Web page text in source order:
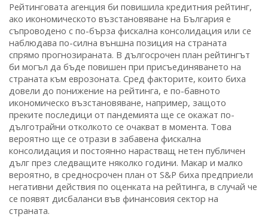
Рейтинговата агенция би повишила кредитния рейтинг,
ако икономическото възстановяване на България е
съпроводено с по-бърза фискална консолидация или се
наблюдава по-силна външна позиция на страната
спрямо прогнозираната. В дългосрочен план рейтингът
би могъл да бъде повишен при присъединяването на
страната към еврозоната. Сред факторите, които биха
довели до понижение на рейтинга, е по-бавното
икономическо възстановяване, например, защото
преките последици от пандемията ще се окажат по-
дълготрайни отколкото се очакват в момента. Това
вероятно ще се отрази в забавена фискална
консолидация и постоянно нарастващ нетен публичен
дълг през следващите няколко години. Макар и малко
вероятно, в средносрочен план от S&P биха предприели
негативни действия по оценката на рейтинга, в случай че
се появят дисбаланси във финансовия сектор на
страната.